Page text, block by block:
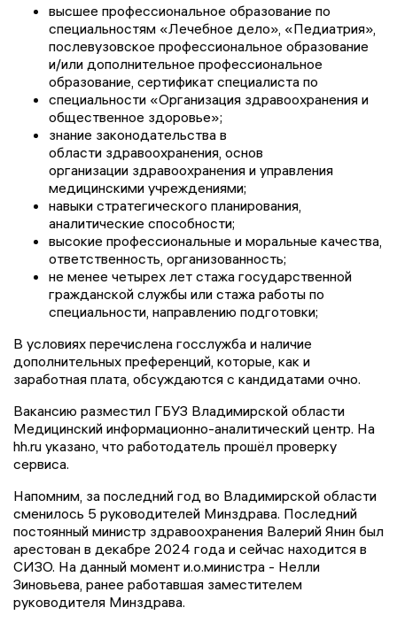
высшее профессиональное образование по
специальностям «Лечебное дело», «Педиатрия»,
послевузовское профессиональное образование
и/или дополнительное профессиональное
образование, сертификат специалиста по
специальности «Организация здравоохранения и
общественное здоровье»;
знание законодательства в
области здравоохранения, основ
организации здравоохранения и управления
медицинскими учреждениями;
навыки стратегического планирования,
аналитические способности;
высокие профессиональные и моральные качества,
ответственность, организованность;
не менее четырех лет стажа государственной
гражданской службы или стажа работы по
специальности, направлению подготовки;
В условиях перечислена госслужба и наличие
дополнительных преференций, которые, как и
заработная плата, обсуждаются с кандидатами очно.
Вакансию разместил ГБУЗ Владимирской области
Медицинский информационно-аналитический центр. На
hh.ru указано, что работодатель прошёл проверку
сервиса.
Напомним, за последний год во Владимирской области
сменилось 5 руководителей Минздрава. Последний
постоянный министр здравоохранения Валерий Янин был
арестован в декабре 2024 года и сейчас находится в
СИЗО. На данный момент и.о.министра - Нелли
Зиновьева, ранее работавшая заместителем
руководителя Минздрава.